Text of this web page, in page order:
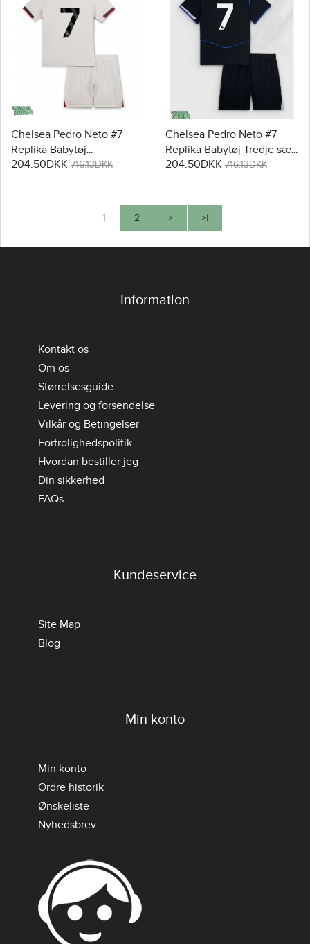
Chelsea Pedro Neto #7
Replika Babytøj
Udebanesæt Børn 2025-26
204.50DKK 716.13DKK
Chelsea Pedro Neto #7
Replika Babytøj Tredje sæt
Børn 2025-26 Kortærmet (+
204.50DKK 716.13DKK
1 2 > >|
Information
Kontakt os
Om os
Størrelsesguide
Levering og forsendelse
Vilkår og Betingelser
Fortrolighedspolitik
Hvordan bestiller jeg
Din sikkerhed
FAQs
Kundeservice
Site Map
Blog
Min konto
Min konto
Ordre historik
Ønskeliste
Nyhedsbrev